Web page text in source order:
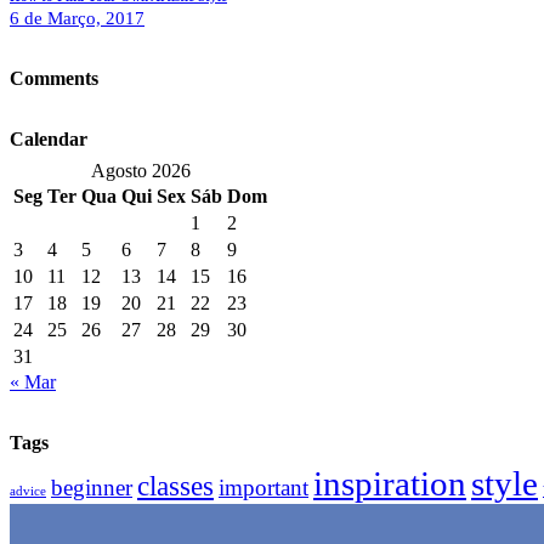
6 de Março, 2017
Comments
Calendar
Agosto 2026
Seg Ter Qua Qui Sex Sáb Dom
1
2
3
4 5 6 7 8
9
10
11 12 13 14 15
16
17
18 19 20 21 22
23
24
25 26 27 28 29
30
31
« Mar
Tags
advice beginnerclasses important inspiration style